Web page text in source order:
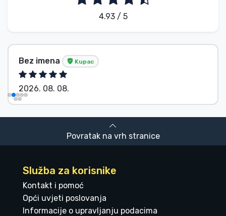
4.93 / 5
Bez imena Kupac
2026. 08. 08.
Povratak na vrh stranice
Služba za korisnike
Kontakt i pomoć
Opći uvjeti poslovanja
Informacije o upravljanju podacima